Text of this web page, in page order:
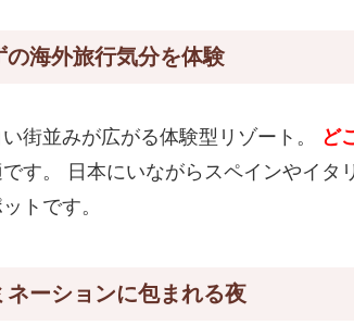
海外旅行気分を体験
街並みが広がる体験型リゾート。 ど
す。 日本にいながらスペインやイタ
トです。
ーションに包まれる夜